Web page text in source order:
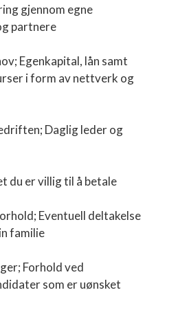
gjennom egne
partnere
Egenkapital, lån samt
i form av nettverk og
Daglig leder og
du er villig til å betale
Eventuell deltakelse
familie
Forhold ved
som er uønsket